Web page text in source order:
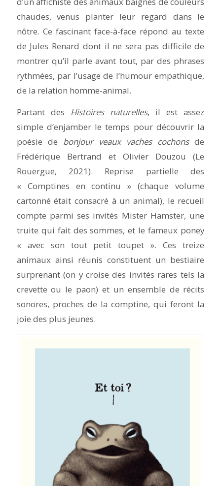
chaudes, venus planter leur regard dans le
nôtre. Ce fascinant face-à-face répond au texte
de Jules Renard dont il ne sera pas difficile de
montrer qu’il parle avant tout, par des phrases
rythmées, par l’usage de l’humour empathique,
de la relation homme-animal.
Partant des Histoires naturelles, il est assez
simple d’enjamber le temps pour découvrir la
poésie de bonjour veaux vaches cochonsde
Frédérique Bertrand et Olivier Douzou (Le
Rouergue, 2021). Reprise partielle des
« Comptines en continu » (chaque volume
cartonné était consacré à un animal), le recueil
compte parmi ses invités Mister Hamster, une
truite qui fait des sommes, et le fameux poney
« avec son tout petit toupet ». Ces treize
animaux ainsi réunis constituent un bestiaire
surprenant (on y croise des invités rares tels la
crevette ou le paon) et un ensemble de récits
sonores, proches de la comptine, qui feront la
joie des plus jeunes.